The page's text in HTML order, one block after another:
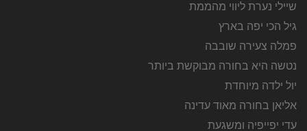
שיילי נערת ליווי מהממת
גיל הכי יפה בארץ
פמלה צעירה שובבה
נטשה היא בחורה מבוקשת ביותר
יול ילדה מיוחדת
אליאן בחורה מאוד עדינה
עדי יפייפיה ומשגעת